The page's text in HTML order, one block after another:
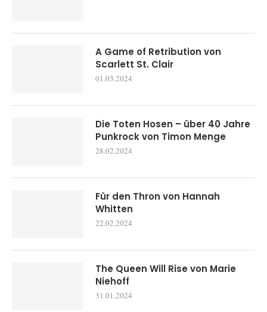
A Game of Retribution von
Scarlett St. Clair
01.03.2024
Die Toten Hosen – über 40 Jahre
Punkrock von Timon Menge
28.02.2024
Für den Thron von Hannah
Whitten
22.02.2024
The Queen Will Rise von Marie
Niehoff
31.01.2024